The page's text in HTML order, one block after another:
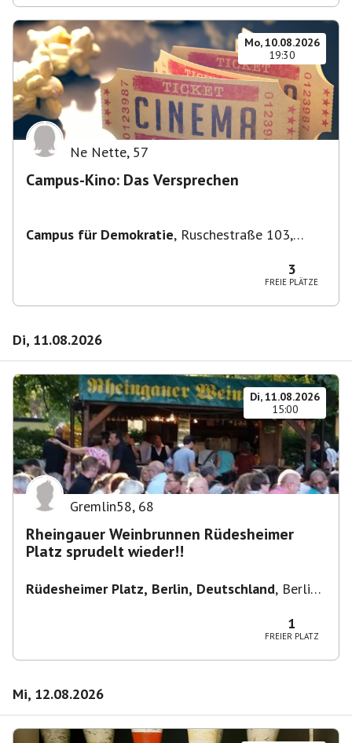
Mo, 10.08.2026
19:30
Ne Nette, 57
Campus-Kino: Das Versprechen
Campus für Demokratie, Ruschestraße 103,
3
FREIE PLÄTZE
Di, 11.08.2026
Di, 11.08.2026
15:00
Gremlin58, 68
Rheingauer Weinbrunnen Rüdesheimer
Platz sprudelt wieder!!
Rüdesheimer Platz, Berlin, Deutschland, Berlin-
1
FREIER PLATZ
Mi, 12.08.2026